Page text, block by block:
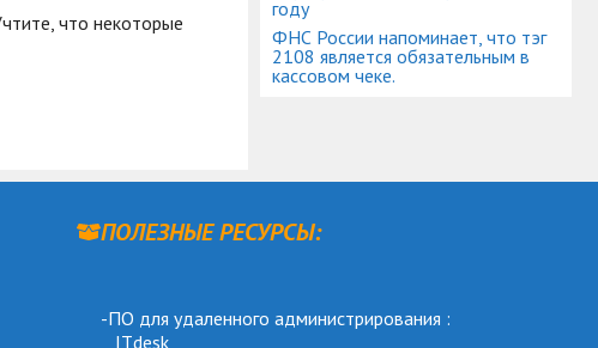
что некоторые
году
ФНС России напоминает, что тэг
2108 является обязательным в
кассовом чеке.
ПОЛЕЗНЫЕ РЕСУРСЫ:
-ПО для удаленного администрирования :
ITdesk